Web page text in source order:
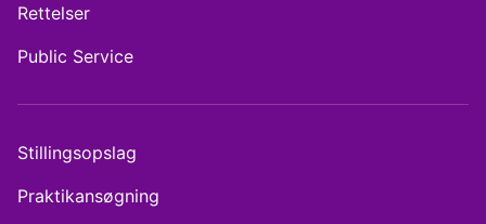
Rettelser
Public Service
Stillingsopslag
Praktikansøgning